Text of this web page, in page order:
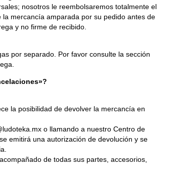
nosotros le reembolsaremos totalmente el
mercancía amparada por su pedido antes de
y no firme de recibido.
por separado. Por favor consulte la sección
la posibilidad de devolver la mercancía en
o llamando a nuestro Centro de
emitirá una autorización de devolución y se
de todas sus partes, accesorios,